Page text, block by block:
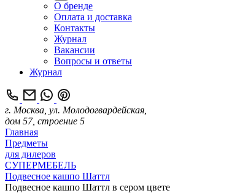
О бренде
Оплата и доставка
Контакты
Журнал
Вакансии
Вопросы и ответы
Журнал
г. Москва, ул. Молодогвардейская,
дом 57, строение 5
Главная
Предметы
для дилеров
СУПЕРМЕБЕЛЬ
Подвесное кашпо Шаттл
Подвесное кашпо Шаттл в сером цвете